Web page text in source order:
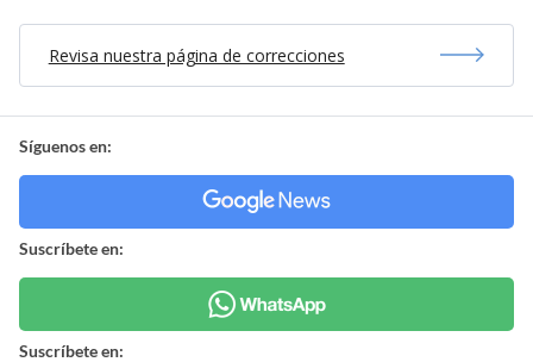
Revisa nuestra página de correcciones
Síguenos en:
Suscríbete en:
Suscríbete en: